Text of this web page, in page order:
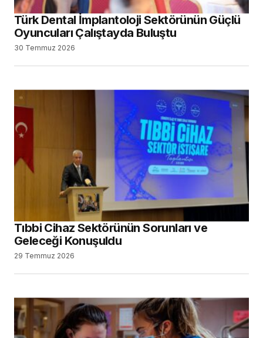
Türk Dental İmplantoloji Sektörünün Güçlü
Oyuncuları Çalıştayda Buluştu
30 Temmuz 2026
Tıbbi Cihaz Sektörünün Sorunları ve
Geleceği Konuşuldu
29 Temmuz 2026